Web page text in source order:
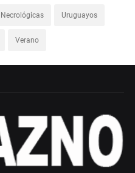
Necrológicas Uruguayos
Verano